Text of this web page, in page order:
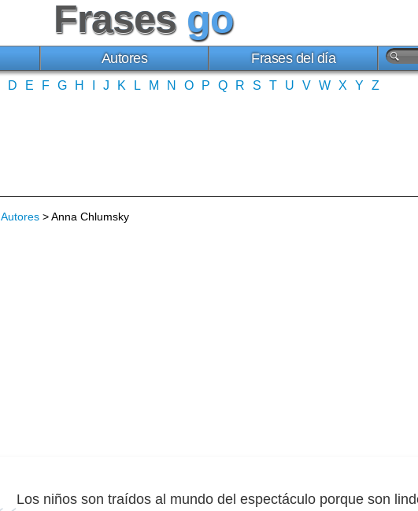
Frases go
Autores Frases del día
D E F G H J K L M N O P Q R S T U V W X Y Z
Autores > Anna Chlumsky
Los niños son traídos al mundo del espectáculo porque son